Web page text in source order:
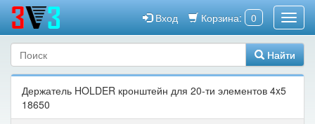
Корзина: 0
Вход
Найти
Держатель HOLDER кронштейн для 20-ти элементов 4x5
18650